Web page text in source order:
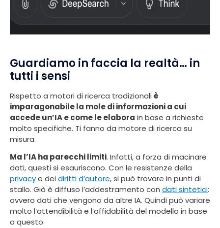
Guardiamo in faccia la realtà… in
tutti i sensi
Rispetto a motori di ricerca tradizionali è
imparagonabile la mole di informazioni a cui
accede un’IA e come le elabora in base a richieste
molto specifiche. Ti fanno da motore di ricerca su
misura.
Ma l’IA ha parecchi limiti. Infatti, a forza di macinare
dati, questi si esauriscono. Con le resistenze della
privacye dei diritti d’autore, si può trovare in punti di
stallo. Già è diffuso l’addestramento con dati sintetici:
ovvero dati che vengono da altre IA. Quindi può variare
molto l’attendibilità e l’affidabilità del modello in base
a questo.